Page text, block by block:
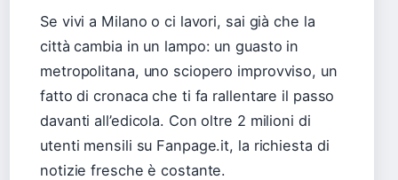
Se vivi a Milano o ci lavori, sai già che la
città cambia in un lampo: un guasto in
metropolitana, uno sciopero improvviso, un
fatto di cronaca che ti fa rallentare il passo
davanti all’edicola. Con oltre 2 milioni di
utenti mensili su Fanpage.it, la richiesta di
notizie fresche è costante.